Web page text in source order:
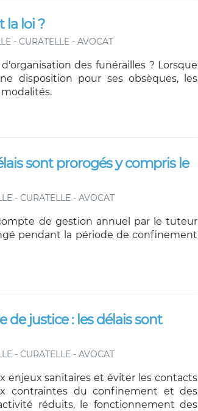
la loi ?
- CURATELLE - AVOCAT
des funérailles ? Lorsque
disposition pour ses obsèques, les
sont prorogés y compris le
- CURATELLE - AVOCAT
de gestion annuel par le tuteur
pendant la période de confinement
de justice : les délais sont
- CURATELLE - AVOCAT
enjeux sanitaires et éviter les contacts
contraintes du confinement et des
réduits, le fonctionnement des